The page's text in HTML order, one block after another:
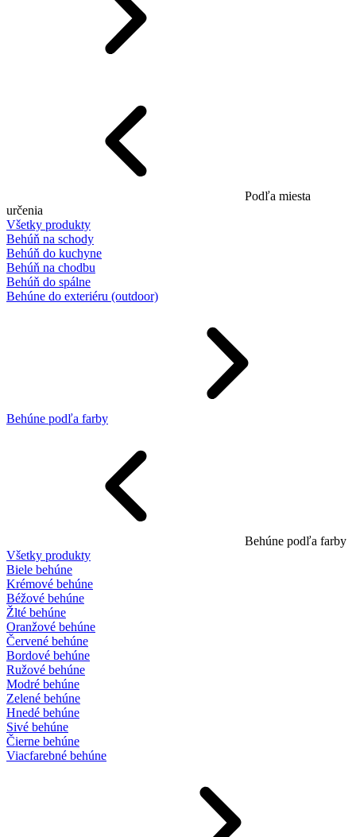
Podľa miesta
určenia
Všetky produkty
Behúň na schody
Behúň do kuchyne
Behúň na chodbu
Behúň do spálne
Behúne do exteriéru (outdoor)
Behúne podľa farby
Behúne podľa farby
Všetky produkty
Biele behúne
Krémové behúne
Béžové behúne
Žlté behúne
Oranžové behúne
Červené behúne
Bordové behúne
Ružové behúne
Modré behúne
Zelené behúne
Hnedé behúne
Sivé behúne
Čierne behúne
Viacfarebné behúne